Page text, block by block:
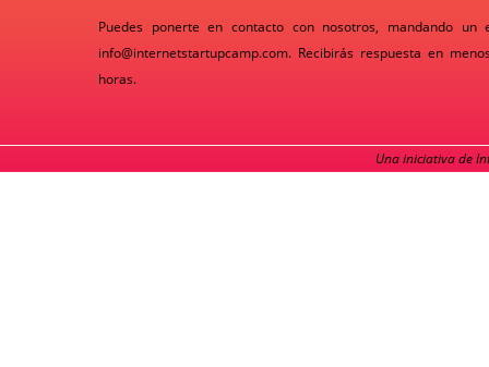
Puedes ponerte en contacto con nosotros, mandando un
info@internetstartupcamp.com. Recibirás respuesta en
horas.
Una iniciativa de